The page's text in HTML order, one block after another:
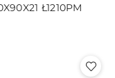
Ł1210PM